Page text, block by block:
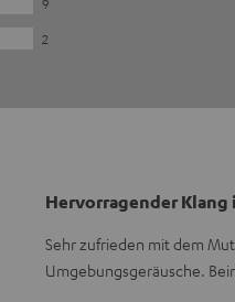
9
2
Hervorragender Klang
Sehr zufrieden mit dem
Umgebungsgeräusche.